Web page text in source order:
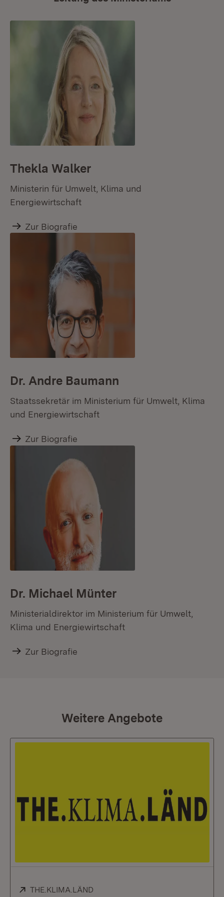
Thekla Walker
Ministerin für Umwelt, Klima und
Energiewirtschaft
Zur Biografie
Dr. Andre Baumann
Staatssekretär im Ministerium für Umwelt, Klima
und Energiewirtschaft
Zur Biografie
Dr. Michael Münter
Ministerialdirektor im Ministerium für Umwelt,
Klima und Energiewirtschaft
Zur Biografie
Weitere Angebote
Extern:
THE.KLIMA.LÄND